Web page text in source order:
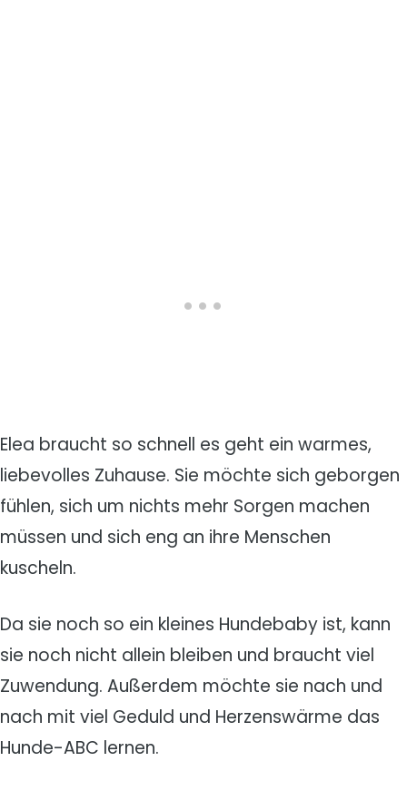
Elea braucht so schnell es geht ein warmes,
liebevolles Zuhause. Sie möchte sich geborgen
fühlen, sich um nichts mehr Sorgen machen
müssen und sich eng an ihre Menschen
kuscheln.
Da sie noch so ein kleines Hundebaby ist, kann
sie noch nicht allein bleiben und braucht viel
Zuwendung. Außerdem möchte sie nach und
nach mit viel Geduld und Herzenswärme das
Hunde-ABC lernen.